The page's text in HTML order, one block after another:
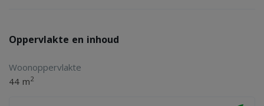
Oppervlakte en inhoud
Woonoppervlakte
44 m2